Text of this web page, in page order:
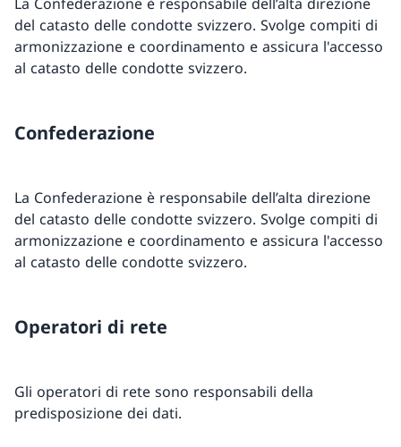
del catasto delle condotte svizzero. Svolge compiti di
armonizzazione e coordinamento e assicura l'accesso
al catasto delle condotte svizzero.
Confederazione
La Confederazione è responsabile dell’alta direzione
del catasto delle condotte svizzero. Svolge compiti di
armonizzazione e coordinamento e assicura l'accesso
al catasto delle condotte svizzero.
Operatori di rete
Gli operatori di rete sono responsabili della
predisposizione dei dati.